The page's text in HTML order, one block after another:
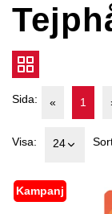
Sida: « 1
Visa: 24
Kampanj